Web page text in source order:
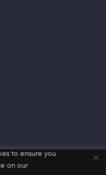
to ensure you
on our